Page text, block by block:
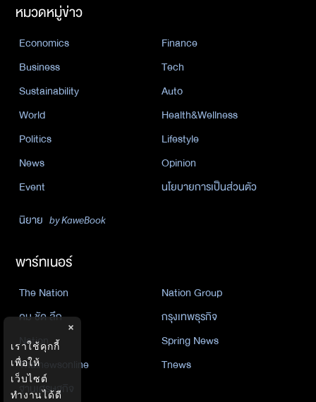
หมวดหมู่ข่าว
Economics
Finance
Business
Tech
Sustainability
Auto
World
Health&Wellness
Politics
Lifestyle
News
Opinion
Event
นโยบายการเป็นส่วนตัว
นิยาย by KaweBook
พาร์ทเนอร์
The Nation
Nation Group
คม ชัด ลึก
กรุงเทพธุรกิจ
Nation
Spring News
Thainewsonline
Tnews
ฐานเศรษฐกิจ
×
เราใช้คุกกี้
เพื่อให้
เว็บไซต์
ทำงานได้ดี